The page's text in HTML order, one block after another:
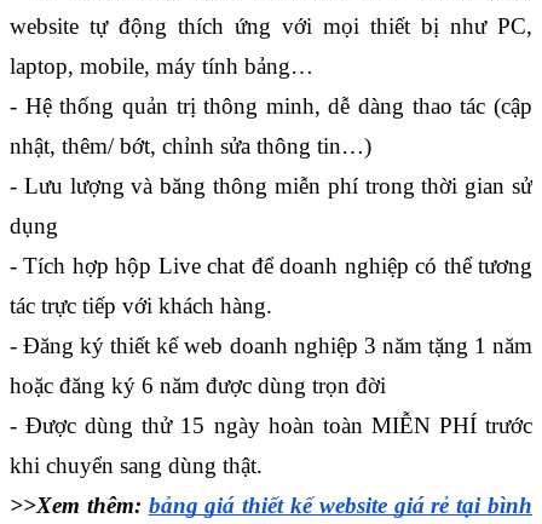
website tự động thích ứng với mọi thiết bị như PC,
laptop, mobile, máy tính bảng…
- Hệ thống quản trị thông minh, dễ dàng thao tác (cập
nhật, thêm/ bớt, chỉnh sửa thông tin…)
- Lưu lượng và băng thông miễn phí trong thời gian sử
dụng
- Tích hợp hộp Live chat để doanh nghiệp có thể tương
tác trực tiếp với khách hàng.
- Đăng ký thiết kế web doanh nghiệp 3 năm tặng 1 năm
hoặc đăng ký 6 năm được dùng trọn đời
- Được dùng thử 15 ngày hoàn toàn MIỄN PHÍ trước
khi chuyển sang dùng thật.
>>Xem thêm: bảng giá thiết kế website giá rẻ tại bình